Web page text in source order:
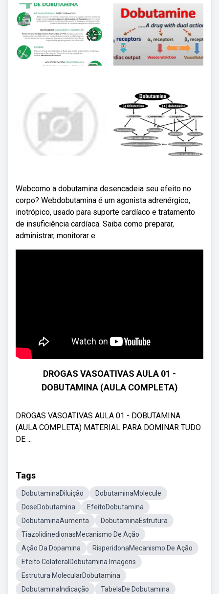
Webcomo a dobutamina desencadeia seu efeito no
corpo? Webdobutamina é um agonista adrenérgico,
inotrópico, usado para suporte cardíaco e tratamento
de insuficiência cardíaca. Saiba como preparar,
administrar, monitorar e.
DROGAS VASOATIVAS AULA 01 -
DOBUTAMINA (AULA COMPLETA)
DROGAS VASOATIVAS AULA 01 - DOBUTAMINA
(AULA COMPLETA) MATERIAL PARA DOMINAR TUDO
DE ...
Tags
DobutaminaDiluição
DobutaminaMolecule
DoseDobutamina
EfeitoDobutamina
DobutaminaAumenta
DobutaminaEstrutura
TiazolidinedionasMecanismo De Ação
Ação Da Dopamina
RisperidonaMecanismo De Ação
Efeito ColateralDobutamina Imagens
Estrutura MolecularDobutamina
DobutaminaIndicação
TabelaDe Dobutamina